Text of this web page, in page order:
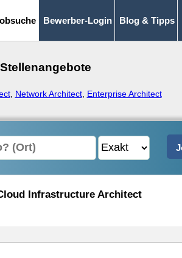
Bewerber-Login Blog & Tipps
, Network Architect, Enterprise Architect
Infrastructure Architect